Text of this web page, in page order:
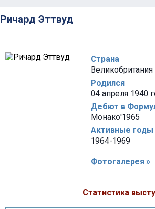
Ричард Эттвуд
Страна
Великобритания
Родился
04 апреля 1940
Дебют в
Монако'1965
Активные годы
1964-1969
Фотогалерея »
Статистика